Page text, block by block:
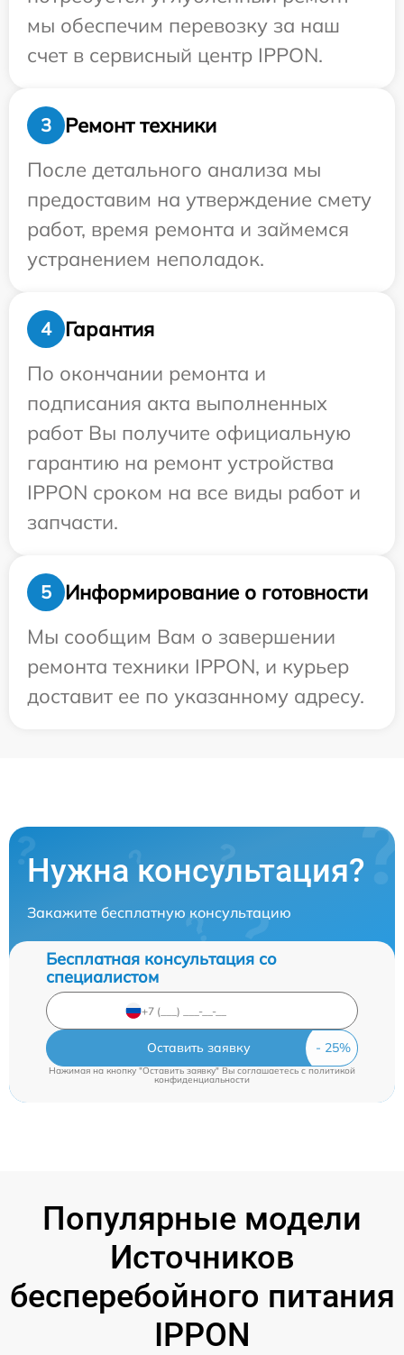
мы обеспечим перевозку за наш
счет в сервисный центр IPPON.
3
Ремонт техники
После детального анализа мы
предоставим на утверждение смету
работ, время ремонта и займемся
устранением неполадок.
4
Гарантия
По окончании ремонта и
подписания акта выполненных
работ Вы получите официальную
гарантию на ремонт устройства
IPPON сроком на все виды работ и
запчасти.
5
Информирование о готовности
Мы сообщим Вам о завершении
ремонта техники IPPON, и курьер
доставит ее по указанному адресу.
Нужна консультация?
Закажите бесплатную консультацию
Бесплатная консультация со
специалистом
Оставить заявку
Нажимая на кнопку "Оставить заявку" Вы соглашаетесь cполитикой
конфиденциальности
Популярные модели
Источников
бесперебойного питания
IPPON